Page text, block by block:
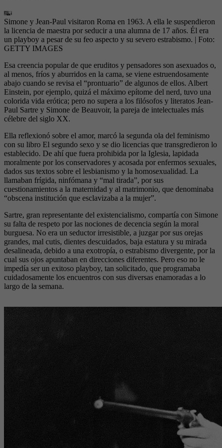
Simone y Jean-Paul visitaron Roma en 1963. A ella le suspendieron
la licencia de maestra por seducir a una alumna de 17 años. Él era
un playboy a pesar de su feo aspecto y su severo estrabismo. | Foto:
GETTY IMAGES
Esa creencia popular de que eruditos y pensadores son asexuados o,
al menos, fríos y aburridos en la cama, se viene estruendosamente
abajo cuando se revisa el “prontuario” de algunos de ellos. Albert
Einstein, por ejemplo, quizá el máximo epítome del nerd, tuvo una
colorida vida erótica; pero no supera a los filósofos y literatos Jean-
Paul Sartre y Simone de Beauvoir, la pareja de intelectuales más
célebre del siglo XX.
Ella reflexionó sobre el amor, marcó la segunda ola del feminismo
con su libro El segundo sexo y se dio licencias que transgredieron lo
establecido. De ahí que fuera prohibida por la Iglesia, lapidada
moralmente por los conservadores y acosada por enfermos sexuales,
dados sus textos sobre el lesbianismo y la homosexualidad. La
llamaban frígida, ninfómana y “mal tirada”, por sus
cuestionamientos a la maternidad y al matrimonio, que denominaba
“obscena institución que esclavizaba a la mujer”.
Sartre, gran representante del existencialismo, compartía con Simone
su falta de respeto por las nociones de decencia según la moral
burguesa. No era un seductor irresistible, a juzgar por sus orejas
grandes, mal cutis, dientes descuidados, baja estatura y su mirada
desalineada, debido a una exotropía, o estrabismo divergente, por la
cual sus ojos apuntaban en direcciones diferentes. Pero eso no le
impedía ser un exitoso playboy, tan solicitado, que programaba
cuidadosamente los encuentros con sus diversas enamoradas a lo
largo de la semana.